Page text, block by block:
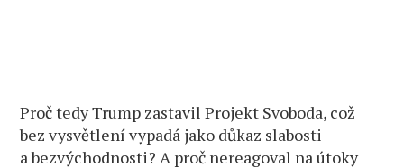
Proč tedy Trump zastavil Projekt Svoboda, což
bez vysvětlení vypadá jako důkaz slabosti
a bezvýchodnosti? A proč nereagoval na útoky